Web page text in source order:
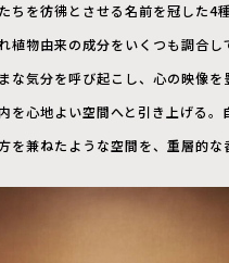
ちを彷彿とさせる名前を冠した4
植物由来の成分をいくつも調合し
な気分を呼び起こし、心の映像を
を心地よい空間へと引き上げる。
を兼ねたような空間を、重層的な